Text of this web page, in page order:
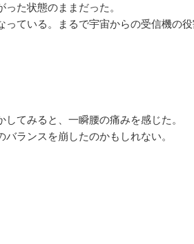
た状態のままだった。
ている。まるで宇宙からの受信機の役
てみると、一瞬腰の痛みを感じた。
ランスを崩したのかもしれない。